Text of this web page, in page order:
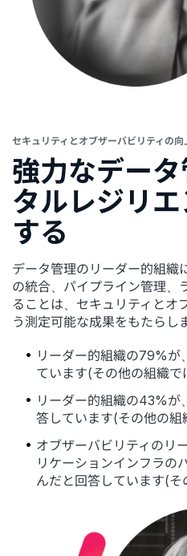
セキュリティとオブザーバビリティの向
強力なデー
タルレジリ
する
データ管理のリーダー的組織
の統合、パイプライン管理、
ることは、セキュリティとオ
う測定可能な成果をもたらし
リーダー的組織の79%
ています(その他の組織で
リーダー的組織の43%が
答しています(その他の組
オブザーバビリティのリ
リケーションインフラの
んだと回答しています(そ